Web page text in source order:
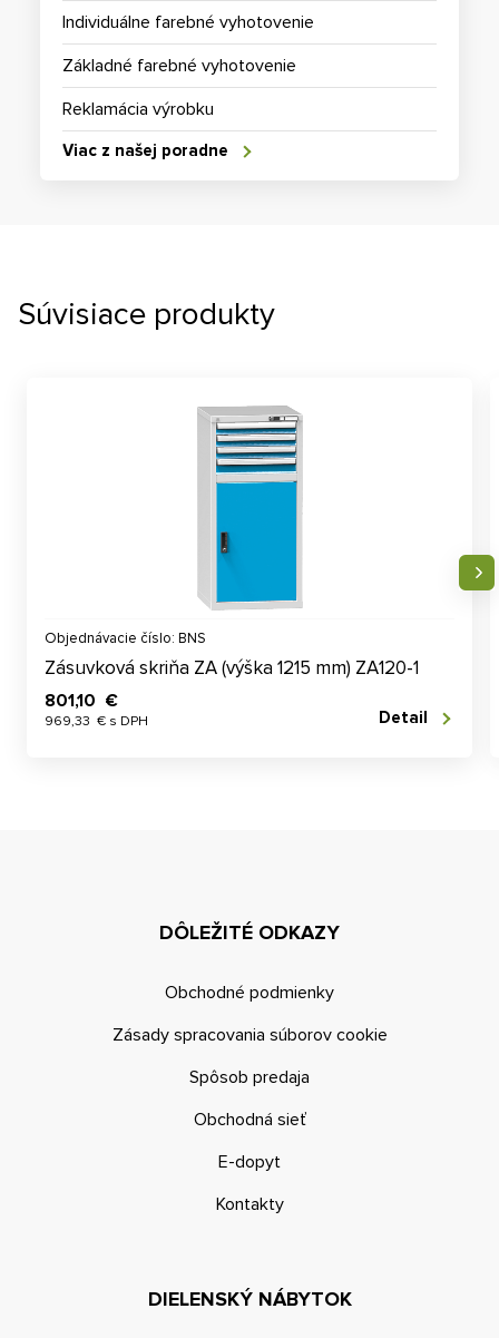
Individuálne farebné vyhotovenie
Základné farebné vyhotovenie
Reklamácia výrobku
Viac z našej poradne
Súvisiace produkty
Objednávacie číslo: BNS
Zásuvková skriňa ZA (výška 1215 mm) ZA120-1
801,10 €
969,33 € s DPH Detail
DÔLEŽITÉ ODKAZY
Obchodné podmienky
Zásady spracovania súborov cookie
Spôsob predaja
Obchodná sieť
E-dopyt
Kontakty
DIELENSKÝ NÁBYTOK